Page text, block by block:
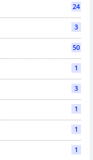
24
3
50
1
3
1
1
1